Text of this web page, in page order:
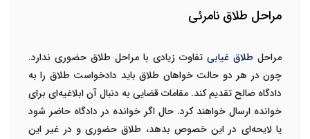
مراحل طلاق نامرئی
مراحل طلاق غیابی تفاوت زیادی با مراحل طلاق حضوری ندارد.
چون در هر دو حالت خواهان طلاق باید دادخواست طلاق را به
دادگاه صالح تقدیم کند. مقامات قضایی به دنبال آن ابلاغیه‌ای برای
خوانده ارسال خواهند کرد. حال اگر خوانده در دادگاه حاضر شود
یا لایحه‌ای در این خصوص بدهد، طلاق حضوری و در غیر این